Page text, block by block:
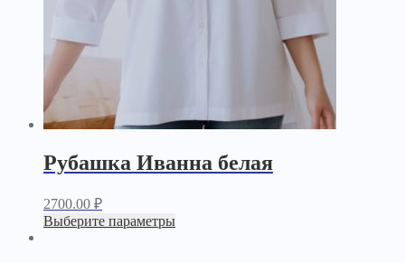
Рубашка Иванна белая
2700.00 ₽
Выберите параметры